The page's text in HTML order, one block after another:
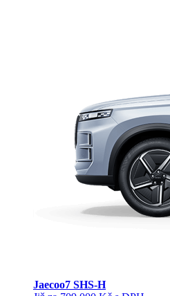
Jaecoo7 SHS-H